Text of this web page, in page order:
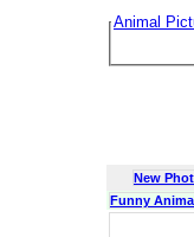
Animal
New
Funny